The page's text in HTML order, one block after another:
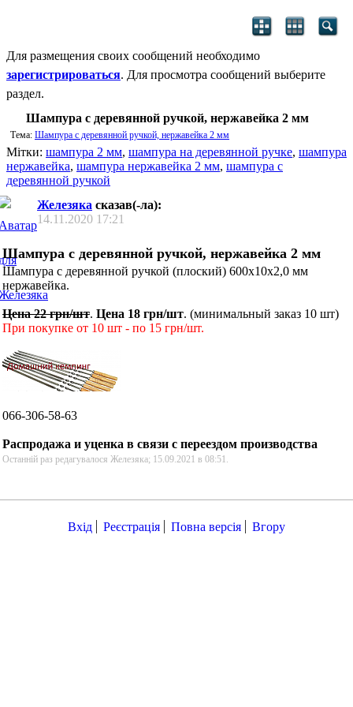
Для размещения своих сообщений необходимо
зарегистрироваться. Для просмотра сообщений выберите
раздел.
Шампура с деревянной ручкой, нержавейка 2 мм
Тема: Шампура с деревянной ручкой, нержавейка 2 мм
Мітки: шампура 2 мм, шампура на деревянной ручке, шампура
нержавейка, шампура нержавейка 2 мм, шампура с
деревянной ручкой
Железяка сказав(-ла):
14.11.2020 17:21
Шампура с деревянной ручкой, нержавейка 2 мм
Шампура с деревянной ручкой (плоский) 600х10х2,0 мм
нержавейка.
Цена 22 грн/шт. Цена 18 грн/шт. (минимальный заказ 10 шт)
При покупке от 10 шт - по 15 грн/шт.
066-306-58-63
Распродажа и уценка в связи с переездом производства
Останній раз редагувалося Железяка; 15.09.2021 в 08:51.
Вхід Реєстрація Повна версія Вгору